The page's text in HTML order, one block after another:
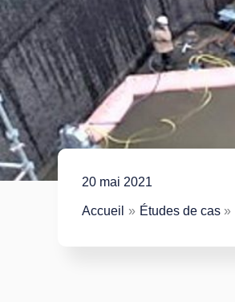
20 mai 2021
Accueil Études de cas